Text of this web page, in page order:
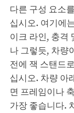
다른 구성 요소
십시오. 여기에
이크 라인, 충격
나 그렇듯, 차량
전에 잭 스탠드
십시오. 차량 아
면 프레임이나
가장 좋습니다.